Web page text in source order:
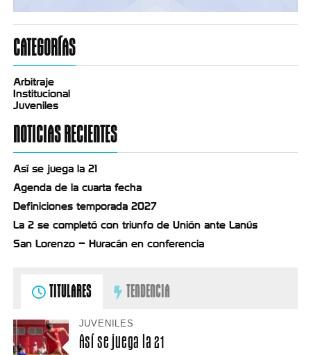
CATEGORÍAS
Arbitraje
Institucional
Juveniles
NOTICIAS RECIENTES
Así se juega la 21
Agenda de la cuarta fecha
Definiciones temporada 2027
La 2 se completó con triunfo de Unión ante Lanús
San Lorenzo – Huracán en conferencia
TITULARES TENDENCIA
JUVENILES
Así se juega la 21